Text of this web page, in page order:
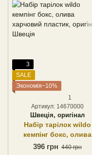
3
SALE
Экономія−10%
1
Артикул: 14670000
Швеція, оригінал
Набір тарілок wildo
кемпінг бокс, олива
харчовий пластик,
396 грн 440 грн